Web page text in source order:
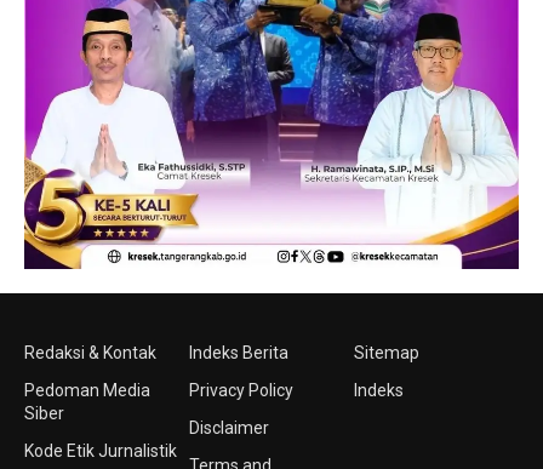
Redaksi & Kontak
Pedoman Media
Siber
Kode Etik Jurnalistik
Indeks Berita
Privacy Policy
Disclaimer
Sitemap
Indeks